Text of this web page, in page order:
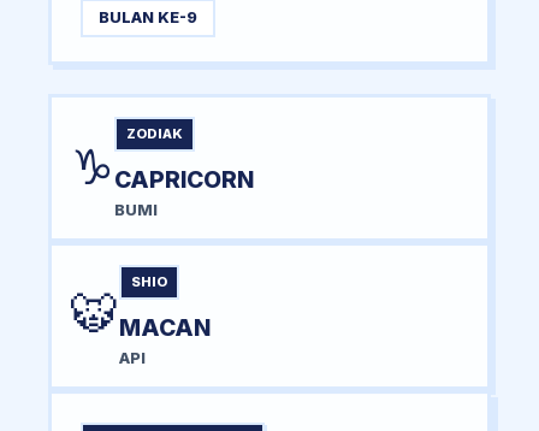
BULAN KE-9
♑
ZODIAK
CAPRICORN
BUMI
🐯
SHIO
MACAN
API